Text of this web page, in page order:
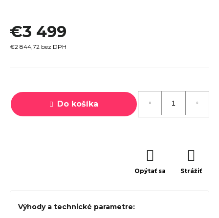
€3 499
€2 844,72 bez DPH
cena:
Do košíka
Opýtať sa Strážiť
Výhody a technické parametre:
TREK
€979